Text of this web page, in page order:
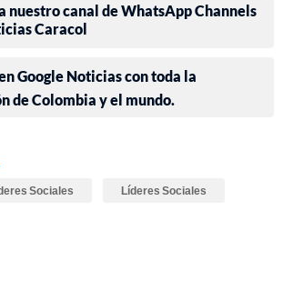
nuestro canal de WhatsApp Channels
Caracol
Google Noticias con toda la
de Colombia y el mundo.
Sociales Líderes Sociales